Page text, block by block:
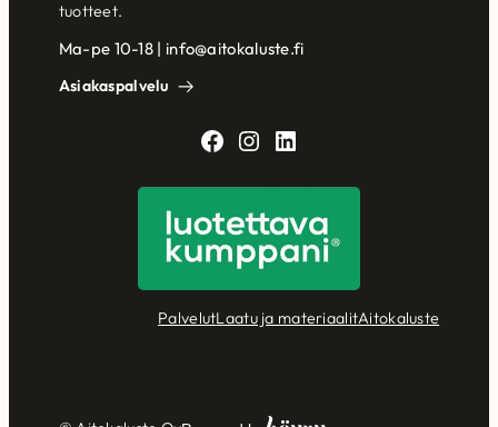
tuotteet.
Ma-pe 10-18 | info@aitokaluste.fi
Asiakaspalvelu
Facebook
Instagram
LinkedIn
PalvelutLaatu ja materiaalitAitokaluste